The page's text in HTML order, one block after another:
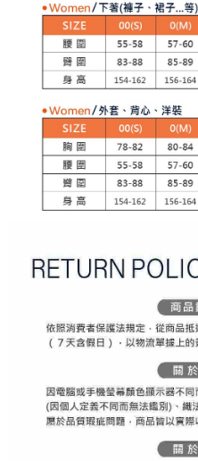
2.基於同意付款使用「大哥付你分
資料（包含姓名、電話或地址）提
由本公司與您本人進行分期帳單所
3.完整用戶服務條款，請詳閱以下連
※ 交易是否成功請以「AFTEE先享
是否繳費成功／繳費後需取消欲退
客戶支援中心」
https://
【注意事項】
易，需依本服務之必要範圍內提供
權轉讓予恩沛科技股份有限公司。
２．關於個人資料處理事宜，請瀏覽
https://aftee.tw/terms/#terms3
３．未成年的使用者請事先徵得法
「AFTEE先享後付」，若未經同意
請求用戶進行身份認證。
５．嚴禁一人註冊多個帳號或使用
付款後萊爾富取貨
免運費
7-11取貨付款
付款後7-11取貨
免運費
免運費
免運費